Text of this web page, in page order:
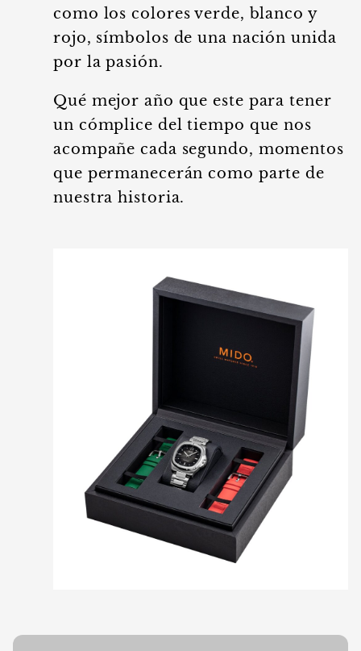
como los colores verde, blanco y
rojo, símbolos de una nación unida
por la pasión.
Qué mejor año que este para tener
un cómplice del tiempo que nos
acompañe cada segundo, momentos
que permanecerán como parte de
nuestra historia.